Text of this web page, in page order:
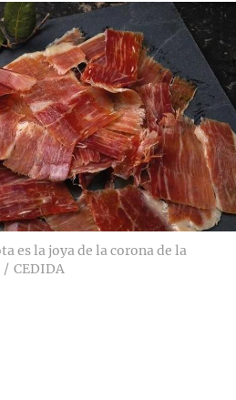
es la joya de la corona de la
CEDIDA